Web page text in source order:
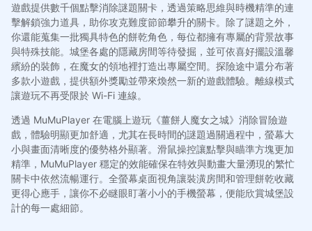
遊戲提供數千個點擊消除謎題關卡，透過策略思維與時機精準的連
擊解鎖強力道具，助你攻克難度節節攀升的關卡。除了謎題之外，
你還能蒐集一批獨具特色的餅乾角色，每位都擁有專屬的背景故事
與特殊技能。城堡各處的隱藏房間等待發掘，並可依喜好擺設溫馨
繽紛的裝飾，在魔女的領地裡打造出專屬空間。探險途中還分布著
多款小遊戲，提供額外獎勵並帶來煥然一新的遊戲體驗。離線模式
讓遊玩不再受限於 Wi-Fi 連線。
透過 MuMuPlayer 在電腦上遊玩《薑餅人魔女之城》消除冒險遊
戲，體驗明顯更加舒適，尤其在長時間的謎題過關過程中，螢幕大
小與畫面清晰度的優勢格外顯著。滑鼠操控讓點擊與瞄準方塊更加
精準，MuMuPlayer 穩定的效能確保在特效與動畫大量湧現的繁忙
關卡中依然流暢運行。全螢幕桌面視角讓裝潢房間和管理餅乾收藏
更得心應手，讓你不必瞇眼盯著小小的手機螢幕，便能欣賞城堡設
計的每一處細節。